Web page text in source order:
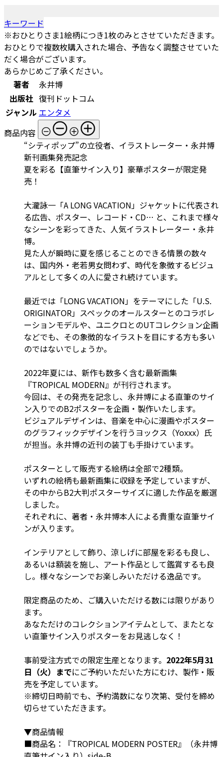
キーワード
※おひとりさま1絵柄につき1枚のみとさせていただきます。
おひとりで複数枚購入された場合、予告なく調整させていた
だく場合がございます。
あらかじめご了承ください。
著者
永井博
出版社 復刊ドットコム
ジャンル エンタメ
商品内容
“シティポップ”の立役者、イラストレーター・永井博
新刊画集発売記念
夏を彩る【直筆サイン入り】豪華ポスターが限定発
売！
大瀧詠一「A LONG VACATION」ジャケットに代表され
る広告、ポスター、レコード・CD… と、これまで様々
なシーンを彩ってきた、人気イラストレーター・永井
博。
見た人が瞬時に夏を感じることのできる情景の数々
は、国内外・老若男女問わず、時代を象徴するビジュ
アルとして多くの人に愛され続けています。
最近では「LONG VACATION」をテーマにした「U.S.
ORIGINATOR」スペックのオールスターとのコラボレ
ーションモデルや、ユニクロとのUTコレクション企画
などでも、その象徴的なイラストを目にする方も多い
のではないでしょうか。
2022年夏には、新作も数多く含む最新画集
『TROPICAL MODERN』が刊行されます。
今回は、その発売を記念し、永井博による直筆のサイ
ン入りでのB2ポスターを企画・製作いたします。
ビジュアルデザインは、音楽を中心に漫画やポスター
のグラフィックデザインを行うヨックス（Yoxxx）氏
が担当。永井博の近刊の装丁も手掛けています。
ポスターとして販売する絵柄は全部で2種類。
いずれの絵柄も最新画集に収録を予定していますが、
その中からB2大判ポスターサイズに適した作品を厳選
しました。
それぞれに、著者・永井博本人による貴重な直筆サイ
ンが入ります。
インテリアとして飾り、涼しげに部屋を彩るも良し、
あるいは額装を施し、アート作品として鑑賞するも良
し。様々なシーンでお楽しみいただける逸品です。
限定商品のため、ご購入いただける数には限りがあり
ます。
あなただけのコレクションアイテムとして、またとな
い直筆サイン入りポスターをお見逃しなく！
事前受注方式での限定生産となります。 2022年5月31
日（火）までにご予約いただいた方にむけ、製作・販
売を予定しています。
※締切日時前でも、予約満数になり次第、受付を締め
切らせていただきます。
▼商品情報
■商品名：『TROPICAL MODERN POSTER』（永井博